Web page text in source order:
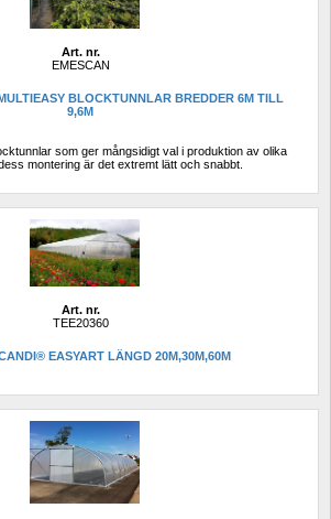
Art. nr.
EMESCAN
BLOCKTUNNLAR BREDDER 6M TILL
9,6M
som ger mångsidigt val i produktion av olika
montering är det extremt lätt och snabbt.
Art. nr.
TEE20360
EASYART LÄNGD 20M,30M,60M